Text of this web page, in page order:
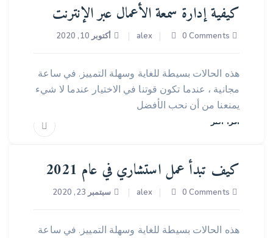
مستشار
كيفية إدارة سمعة الأعمال عبر الإنترنت
alex 0 Comments أكتوبر 10, 2020
هذه الحالات بسيطة للغاية وسهلة التمييز. في ساعة
مجانية ، عندما تكون قوتنا في الاختيار عندما لا شيء
يمنعنا من أن نحب الأفضل
اقرأ أكثر
اعمال
كيف تبدأ عمل استشاري في عام 2021
alex 0 Comments سبتمبر 23, 2020
هذه الحالات بسيطة للغاية وسهلة التمييز. في ساعة